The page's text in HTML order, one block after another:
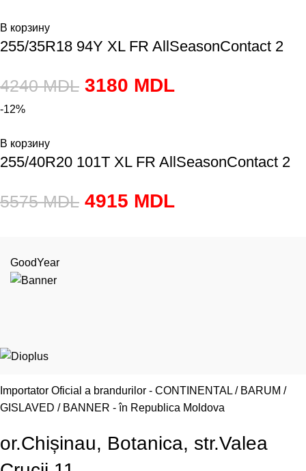
В корзину
255/35R18 94Y XL FR AllSeasonContact 2
4240MDL 3180 MDL
-12%
В корзину
255/40R20 101T XL FR AllSeasonContact 2
5575MDL 4915 MDL
GoodYear
Importator Oficial a brandurilor - CONTINENTAL / BARUM /
GISLAVED / BANNER - în Republica Moldova
or.Chișinau, Botanica, str.Valea